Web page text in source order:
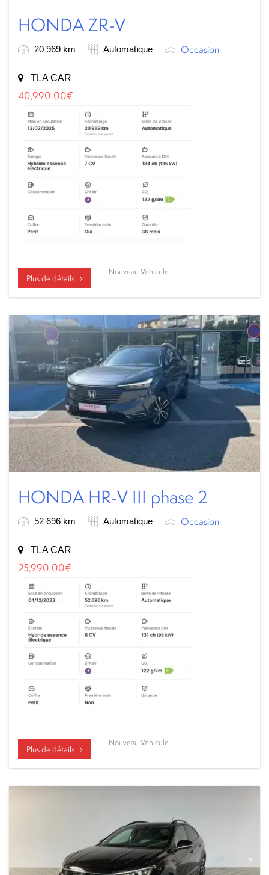
HONDA ZR-V
20 969 km Automatique Occasion
TLA CAR
40,990.00€
Plus de détails
Nouveau Véhicule
HONDA HR-V III phase 2
52 696 km Automatique Occasion
TLA CAR
25,990.00€
Plus de détails
Nouveau Véhicule